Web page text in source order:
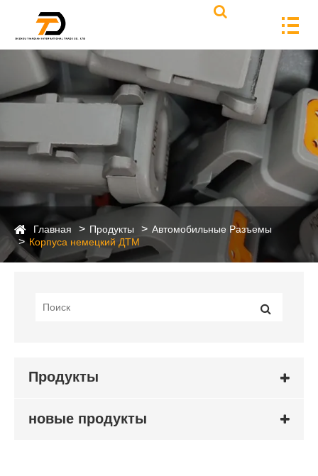
Главная Продукты
Автомобильные Разъемы
Корпуса немецкий ДТМ
Продукты
новые продукты